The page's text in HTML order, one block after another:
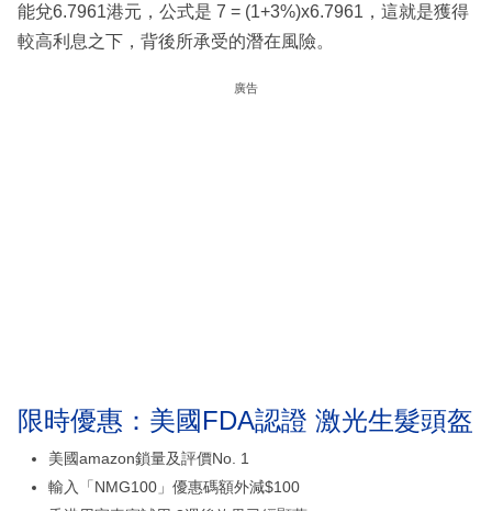
能兌6.7961港元，公式是 7 = (1+3%)x6.7961，這就是獲得
較高利息之下，背後所承受的潛在風險。
廣告
限時優惠：美國FDA認證 激光生髮頭盔
美國amazon鎖量及評價No. 1
輸入「NMG100」優惠碼額外減$100